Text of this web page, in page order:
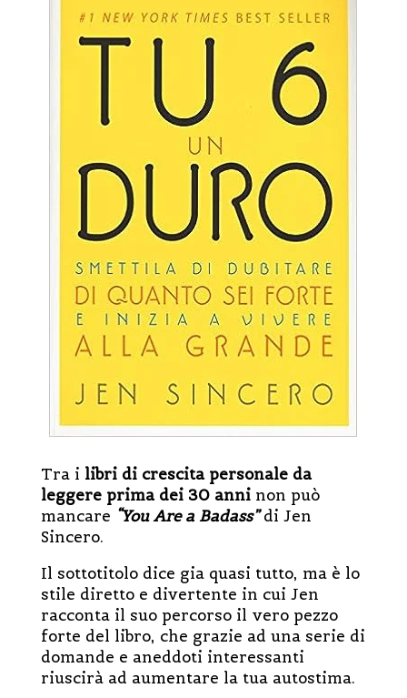
Tra i libri di crescita personale da
leggere prima dei 30 anninon può
mancare “You Are a Badass”di Jen
Sincero.
Il sottotitolo dice gia quasi tutto, ma è lo
stile diretto e divertente in cui Jen
racconta il suo percorso il vero pezzo
forte del libro, che grazie ad una serie di
domande e aneddoti interessanti
riuscirà ad aumentare la tua autostima.